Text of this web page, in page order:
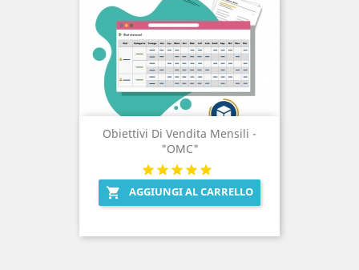
Obiettivi Di Vendita Mensili -
"OMC"
 AGGIUNGI AL CARRELLO